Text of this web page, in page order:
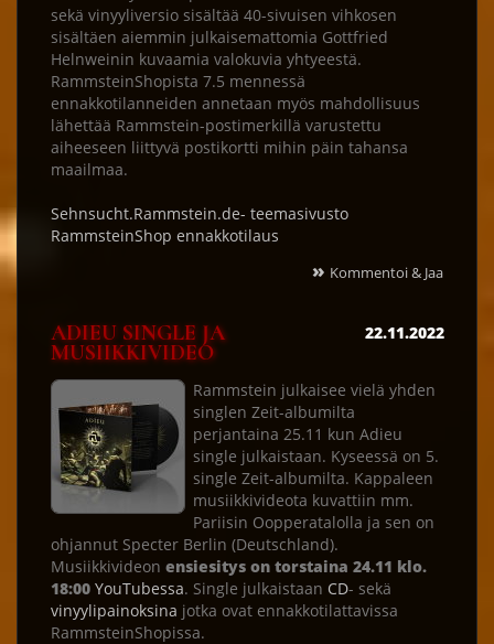
sekä vinyyliversio sisältää 40-sivuisen vihkosen
sisältäen aiemmin julkaisemattomia Gottfried
Helnweinin kuvaamia valokuvia yhtyeestä.
RammsteinShopista 7.5 mennessä
ennakkotilanneiden annetaan myös mahdollisuus
lähettää Rammstein-postimerkillä varustettu
aiheeseen liittyvä postikortti mihin päin tahansa
maailmaa.
Sehnsucht.Rammstein.de- teemasivusto
RammsteinShop ennakkotilaus
» Kommentoi & Jaa
ADIEU SINGLE JA
MUSIIKKIVIDEO
22.11.2022
Rammstein julkaisee vielä yhden
singlen Zeit-albumilta
perjantaina 25.11 kun Adieu
single julkaistaan. Kyseessä on 5.
single Zeit-albumilta. Kappaleen
musiikkivideota kuvattiin mm.
Pariisin Oopperatalolla ja sen on
ohjannut Specter Berlin (Deutschland).
Musiikkivideon ensiesitys on torstaina 24.11 klo.
18:00 YouTubessa. Single julkaistaan CD- sekä
vinyylipainoksina jotka ovat ennakkotilattavissa
RammsteinShopissa.